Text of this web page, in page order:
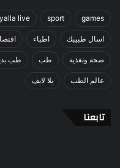
games
sport
yalla live
اسال طبيبك اطباء
صحة وتغذية طب طب
عالم الطب يلا لايف
تابعنا